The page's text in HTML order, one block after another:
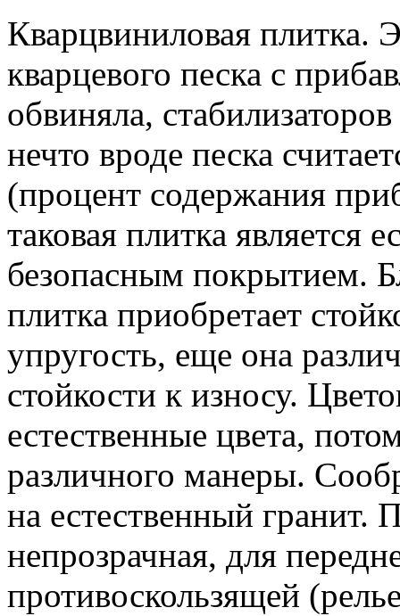
Кварцвиниловая плитка.
кварцевого песка с
обвиняла,
нечто вроде песка
(процент содержания
таковая плитка является
безопасным покрытием.
плитка приобретает
упругость, еще она
стойкости к износу.
естественные цвета,
различного манеры.
на естественный гранит.
непрозрачная, для
противоскользящей